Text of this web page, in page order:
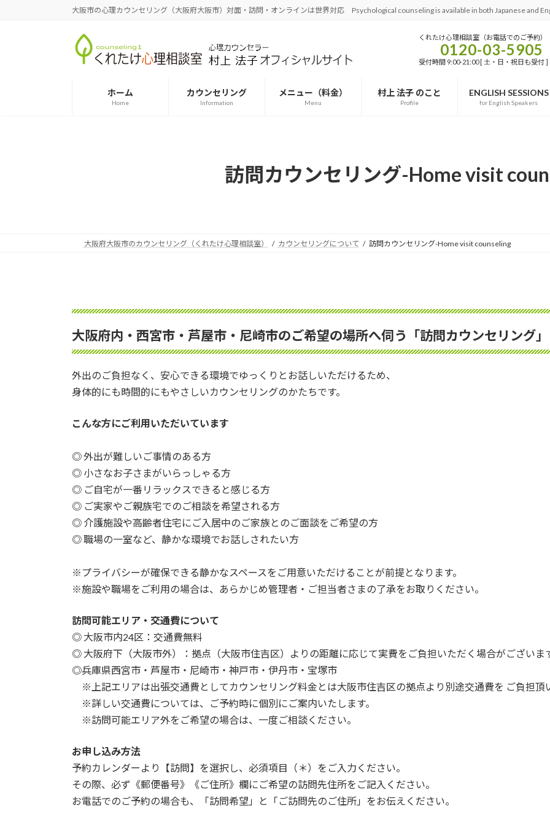
大阪市の心理カウンセリング（大阪府大阪市）対面・訪問・オンラインは世界対応 Psychological counseling is available in both Japanese and
くれたけ心理相談室（お電話でのご予約）
0120-03-5905
受付時間 9:00-21:00 [ 土・日・祝日も受付 ]
ホーム
Home
カウンセリング
Information
メニュー（料金）
Menu
村上 法子 のこと
Profile
ENGLISH SESSIONS
for English Speakers
訪問カウンセリング-Home visit
大阪府大阪市のカウンセリング（くれたけ心理相談室） カウンセリングについて 訪問カウンセリング-Home visit counseling
大阪府内・西宮市・芦屋市・尼崎市のご希望の場所へ伺う「訪問カウンセリング」
外出のご負担なく、安心できる環境でゆっくりとお話しいただけるため、
身体的にも時間的にもやさしいカウンセリングのかたちです。
こんな方にご利用いただいています
◎ 外出が難しいご事情のある方
◎ 小さなお子さまがいらっしゃる方
◎ ご自宅が一番リラックスできると感じる方
◎ ご実家やご親族宅でのご相談を希望される方
◎ 介護施設や高齢者住宅にご入居中のご家族とのご面談をご希望の方
◎ 職場の一室など、静かな環境でお話しされたい方
※プライバシーが確保できる静かなスペースをご用意いただけることが前提となります。
※施設や職場をご利用の場合は、あらかじめ管理者・ご担当者さまの了承をお取りください。
訪問可能エリア・交通費について
◎ 大阪市内24区：交通費無料
◎ 大阪府下（大阪市外）：拠点（大阪市住吉区）よりの距離に応じて実費をご負担いただく場合がございます
◎兵庫県西宮市・芦屋市・尼崎市・神戸市・伊丹市・宝塚市
※上記エリアは出張交通費としてカウンセリング料金とは大阪市住吉区の拠点より別途交通費を ご負担頂
※詳しい交通費については、ご予約時に個別にご案内いたします。
※訪問可能エリア外をご希望の場合は、一度ご相談ください。
お申し込み方法
予約カレンダーより【訪問】を選択し、必須項目（＊）をご入力ください。
その際、必ず《郵便番号》《ご住所》欄にご希望の訪問先住所をご記入ください。
お電話でのご予約の場合も、「訪問希望」と「ご訪問先のご住所」をお伝えください。